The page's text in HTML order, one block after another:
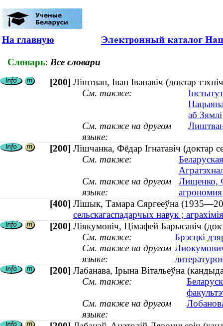
На главную
Словарь: Все словари
[200] Ліштван, Іван Іванавіч (доктар
См. также:
аб Зямлі
См. также на другом
языке:
[200] Лішчанка, Фёдар Ігнатавіч (доктар
См. также:
См. также на другом
языке:
Лищенко,
[400] Лішык, Тамара Сяргееўна
сельскагаспадарчых навук ;
[200] Ліякумовіч, Цімафей Барысавіч
См. также:
Брэсцкі
См. также на другом
языке:
[200] Лабанава, Ірына Вітальеўна
См. также:
См. также на другом
языке: